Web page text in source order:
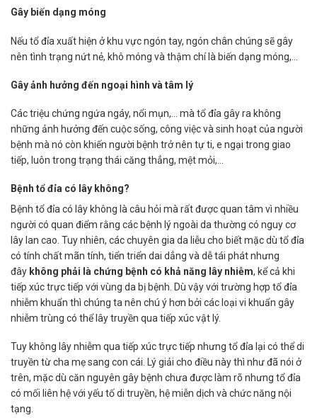
Gây biến dạng móng
Nếu tổ đỉa xuất hiện ở khu vực ngón tay, ngón chân chúng sẽ gây
nên tình trạng nứt nẻ, khô móng và thậm chí là biến dạng móng,…
Gây ảnh hưởng đến ngoại hình và tâm lý
Các triệu chứng ngứa ngáy, nổi mụn,… mà tổ đỉa gây ra không
những ảnh hưởng đến cuộc sống, công việc và sinh hoạt của người
bệnh mà nó còn khiến người bệnh trở nên tự ti, e ngại trong giao
tiếp, luôn trong trạng thái căng thẳng, mệt mỏi,…
Bệnh tổ đỉa có lây không?
Bệnh tổ đỉa có lây không là câu hỏi mà rất được quan tâm vì nhiều
người có quan điểm rằng các bệnh lý ngoài da thường có nguy cơ
lây lan cao. Tuy nhiên, các chuyên gia da liễu cho biết mặc dù tổ đỉa
có tính chất mãn tính, tiển triển dai dẳng và dễ tái phát nhưng
đây không phải là chứng bệnh có khả năng lây nhiễm, kể cả khi
tiếp xúc trực tiếp với vùng da bị bệnh. Dù vậy với trường hợp tổ đỉa
nhiễm khuẩn thì chúng ta nên chú ý hơn bởi các loại vi khuẩn gây
nhiễm trùng có thể lây truyền qua tiếp xúc vật lý.
Tuy không lây nhiễm qua tiếp xúc trực tiếp nhưng tổ đỉa lại có thể di
truyền từ cha mẹ sang con cái. Lý giải cho điều này thì như đã nói ở
trên, mặc dù căn nguyên gây bệnh chưa được làm rõ nhưng tổ đỉa
có mối liên hệ với yếu tố di truyền, hệ miễn dịch và chức năng nội
tạng.